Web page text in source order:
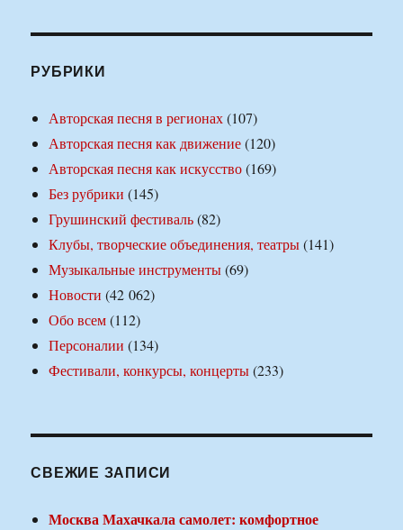
РУБРИКИ
Авторская песня в регионах(107)
Авторская песня как движение(120)
Авторская песня как искусство(169)
Без рубрики (145)
Грушинский фестиваль(82)
Клубы, творческие объединения, театры(141)
Музыкальные инструменты(69)
Новости (42 062)
Обо всем(112)
Персоналии (134)
Фестивали, конкурсы, концерты(233)
СВЕЖИЕ ЗАПИСИ
Москва Махачкала самолет: комфортное